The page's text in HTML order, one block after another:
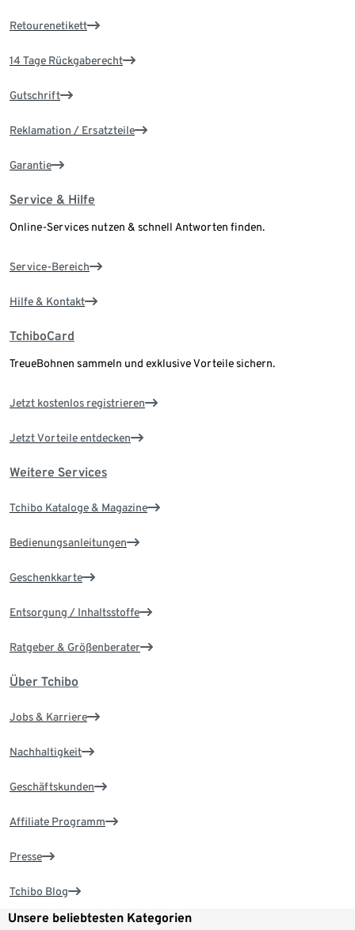
Retourenetikett
14 Tage Rückgaberecht
Gutschrift
Reklamation / Ersatzteile
Garantie
Service & Hilfe
Online-Services nutzen & schnell Antworten finden.
Service-Bereich
Hilfe & Kontakt
TchiboCard
TreueBohnen sammeln und exklusive Vorteile sichern.
Jetzt kostenlos registrieren
Jetzt Vorteile entdecken
Weitere Services
Tchibo Kataloge & Magazine
Bedienungsanleitungen
Geschenkkarte
Entsorgung / Inhaltsstoffe
Ratgeber & Größenberater
Über Tchibo
Jobs & Karriere
Nachhaltigkeit
Geschäftskunden
Affiliate Programm
Presse
Tchibo Blog
Unsere beliebtesten Kategorien